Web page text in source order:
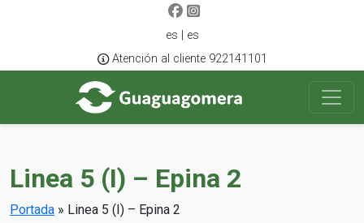
es | es
Atención al cliente 922141101
Linea 5 (I) – Epina 2
Portada » Linea 5 (I) – Epina 2